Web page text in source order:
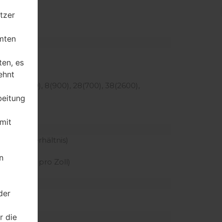
7(2600), 8(900), 28(700), 38(2600),
Verhältnis)
der Pixel pro Zoll)
es
die